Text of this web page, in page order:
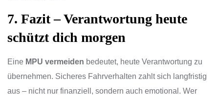
7. Fazit – Verantwortung heute
schützt dich morgen
Eine MPU vermeiden bedeutet, heute Verantwortung zu
übernehmen. Sicheres Fahrverhalten zahlt sich langfristig
aus – nicht nur finanziell, sondern auch emotional. Wer